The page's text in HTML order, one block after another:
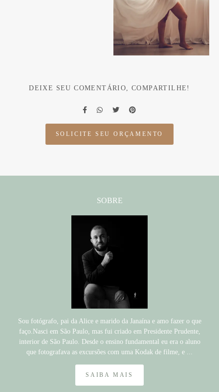
DEIXE SEU COMENTÁRIO, COMPARTILHE!
SOLICITE SEU ORÇAMENTO
SOBRE
Sou fotógrafo, pai da Alice e marido da Janaína e amo fazer o que
faço.Nasci em São Paulo, mas fui criado em Presidente Prudente,
interior de São Paulo. Desde o ensino fundamental eu era o aluno
que fotografava as excursões com uma Kodak de filme, e ...
SAIBA MAIS